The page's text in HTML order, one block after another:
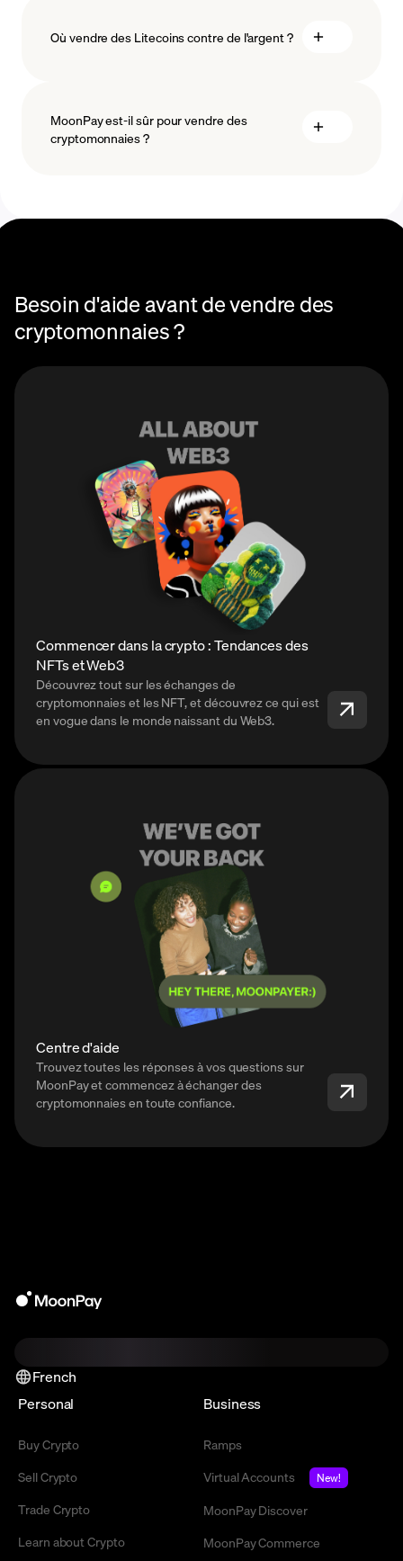
Où vendre des Litecoins contre de l'argent ?
MoonPay est-il sûr pour vendre des
cryptomonnaies ?
Besoin d'aide avant de vendre des
cryptomonnaies ?
Commencer dans la crypto : Tendances des
NFTs et Web3
Découvrez tout sur les échanges de
cryptomonnaies et les NFT, et découvrez ce qui est
en vogue dans le monde naissant du Web3.
Centre d'aide
Trouvez toutes les réponses à vos questions sur
MoonPay et commencez à échanger des
cryptomonnaies en toute confiance.
French
Personal
Buy Crypto
Sell Crypto
Trade Crypto
Learn about Crypto
Business
Ramps
Virtual Accounts
New!
MoonPay Discover
MoonPay Commerce